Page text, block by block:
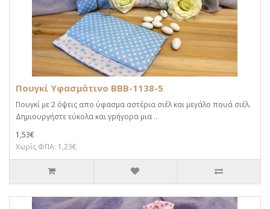
Πουγκί Υφασμάτινο BBB-1138-5
Πουγκί με 2 όψεις απο ύφασμα αστέρια σιέλ και μεγάλο πουά σιέλ.
Δημιουργήστε εύκολα και γρήγορα μια ..
1,53€
Χωρίς ΦΠΑ: 1,23€